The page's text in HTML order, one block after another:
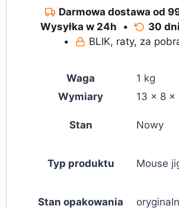
Darmowa dostawa od
Wysyłka w 24h •
30
•
BLIK, raty, za
Waga
1 kg
Wymiary
13 × 8 ×
Stan Nowy
Typ produktu Mouse
Stan opakowania